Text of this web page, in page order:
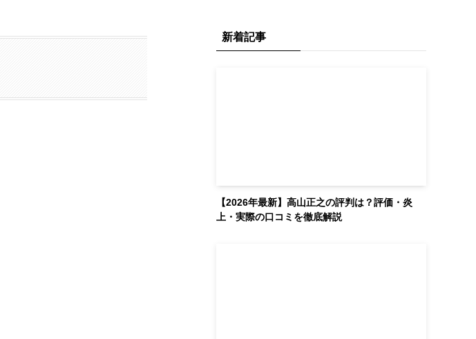
新着記事
【2026年最新】高山正之の評判は？評価・炎
上・実際の口コミを徹底解説